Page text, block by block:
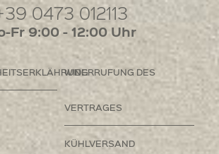
0473 012113
Fr 9:00 - 12:00 Uhr
WIDERRUFUNG DES
VERTRAGES
KÜHLVERSAND